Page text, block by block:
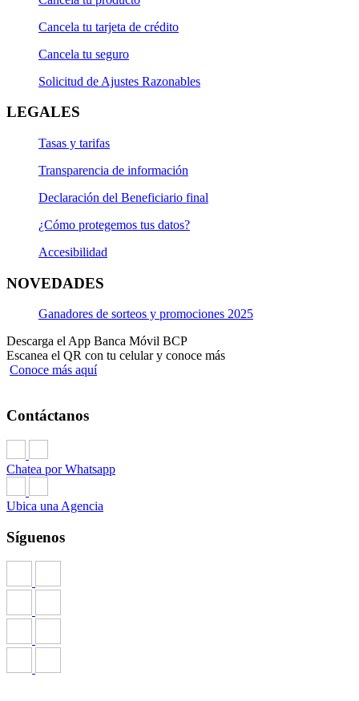
Cancela tu tarjeta de crédito
Cancela tu seguro
Solicitud de Ajustes Razonables
LEGALES
Tasas y tarifas
Transparencia de información
Declaración del Beneficiario final
¿Cómo protegemos tus datos?
Accesibilidad
NOVEDADES
Ganadores de sorteos y promociones 2025
Descarga el App Banca Móvil BCP
Escanea el QR con tu celular y conoce más
Conoce más aquí
Contáctanos
Chatea por Whatsapp
Ubica una Agencia
Síguenos